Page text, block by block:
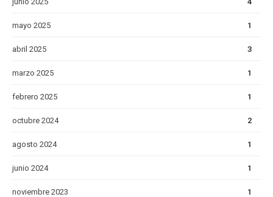
mayo 2025 1
abril 2025 3
marzo 2025 1
febrero 2025 1
octubre 2024 2
agosto 2024 1
junio 2024 1
noviembre 2023 1